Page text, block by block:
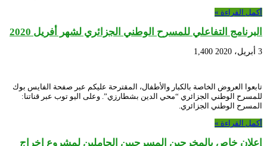
أكمل القراءة »
البرنامج التفاعلي للمسرح الوطني الجزائري لشهر أفريل 2020
3 أبريل، 2020 1,400
تابعوا العروض الخاصة بالكبار والأطفال، المقترحة عليكم عبر صفحة الفايس بوك
للمسرح الوطني الجزائري “محي الدين بشطارزي”. وعلى اليو توب عبر قناتنا:
المسرح الوطني الجزائري.
أكمل القراءة »
إعلان خاص بالمخرجين المسرحيين الحاملين لمشروع إخراج